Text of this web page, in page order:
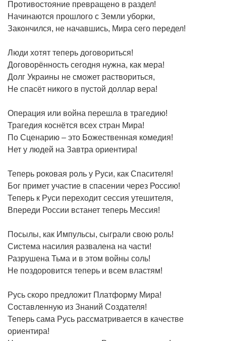
Противостояние превращено в раздел!
Начинаются прошлого с Земли уборки,
Закончился, не начавшись, Мира сего передел!
Люди хотят теперь договориться!
Договорённость сегодня нужна, как мера!
Долг Украины не сможет раствориться,
Не спасёт никого в пустой доллар вера!
Операция или война перешла в трагедию!
Трагедия коснётся всех стран Мира!
По Сценарию – это Божественная комедия!
Нет у людей на Завтра ориентира!
Теперь роковая роль у Руси, как Спасителя!
Бог примет участие в спасении через Россию!
Теперь к Руси переходит сессия утешителя,
Впереди России встанет теперь Мессия!
Посылы, как Импульсы, сыграли свою роль!
Система насилия развалена на части!
Разрушена Тьма и в этом войны соль!
Не поздоровится теперь и всем властям!
Русь скоро предложит Платформу Мира!
Составленную из Знаний Создателя!
Теперь сама Русь рассматривается в качестве
ориентира!